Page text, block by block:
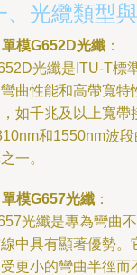
、光纜類型
單模G652D光纖 ：
光纖是ITU-T標
曲性能和高帶寬特
如千兆及以上寬帶
和1550nm波
一。
單模G657光纖 ：
光纖是專為彎曲
中具有顯著優勢。
更小的彎曲半徑而